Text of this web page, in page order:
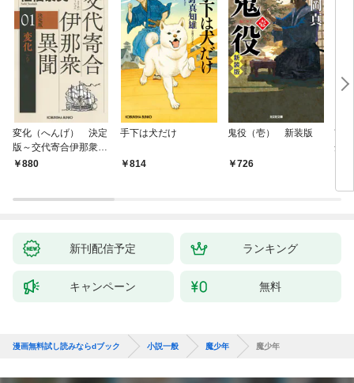
変化（へんげ） 決定
版～交代寄合伊那衆異
聞（1）～
880
手下は犬だけ
814
鬼役（壱） 新装版
726
南
舟
新刊配信予定 ランキング
キャンペーン 無料
漫画無料試し読みならdブック 小説一般 魔少年 魔少年